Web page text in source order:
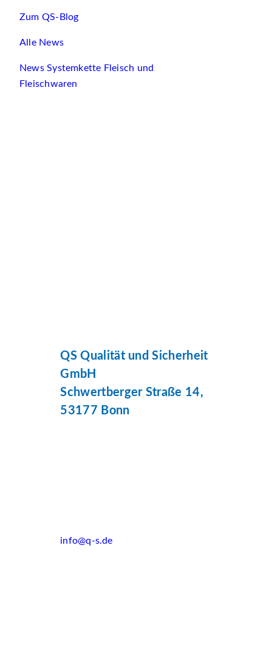
Zum QS-Blog
Alle News
News Systemkette Fleisch und
Fleischwaren
QS Qualität und Sicherheit
GmbH
Schwertberger Straße 14,
53177 Bonn
info@q-s.de